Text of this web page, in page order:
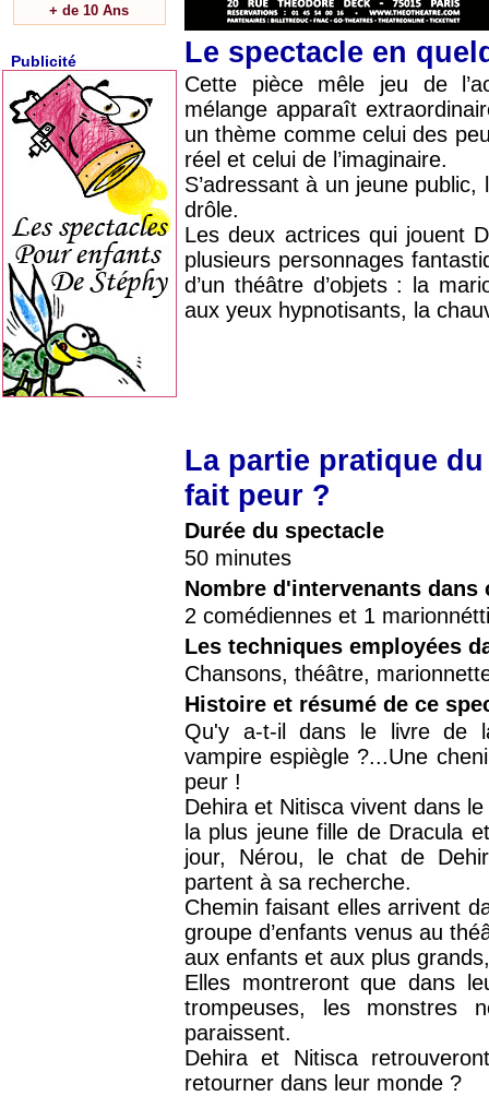
+ de 10 Ans
Publicité Le spectacle en
Cette pièce mêle jeu de
mélange apparaît
un thème comme celui des
réel et celui de l’imaginaire.
S’adressant à un jeune
drôle.
Les deux actrices qui jouent
plusieurs personnages
d’un théâtre d’objets : la
aux yeux hypnotisants, la
La partie pratique
fait peur ?
Durée du spectacle
50 minutes
Nombre d'intervenants dans
2 comédiennes et 1
Les techniques employées
Chansons, théâtre,
Histoire et résumé de ce
Qu'y a-t-il dans le livre de
vampire espiègle ?...Une
peur !
Dehira et Nitisca vivent dans
la plus jeune fille de Dracula
jour, Nérou, le chat de
partent à sa recherche.
Chemin faisant elles arrivent
groupe d’enfants venus au
aux enfants et aux plus
Elles montreront que dans
trompeuses, les monstres
paraissent.
Dehira et Nitisca
retourner dans leur monde ?